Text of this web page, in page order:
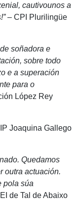
cautivounos a
– CPI Plurilingüe
soñadora e
sobre todo
e a superación
para o
López Rey
Joaquina Gallego
Quedamos
outra actuación.
pola súa
de Tal de Abaixo